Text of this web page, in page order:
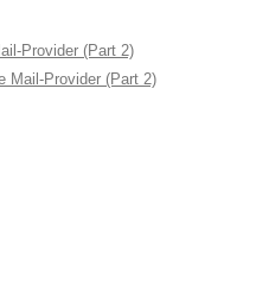
Provider (Part 2)
Mail-Provider (Part 2)